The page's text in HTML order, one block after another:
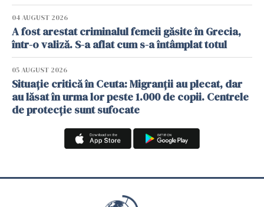
04 AUGUST 2026
A fost arestat criminalul femeii găsite în Grecia,
într-o valiză. S-a aflat cum s-a întâmplat totul
05 AUGUST 2026
Situație critică în Ceuta: Migranții au plecat, dar
au lăsat în urma lor peste 1.000 de copii. Centrele
de protecție sunt sufocate